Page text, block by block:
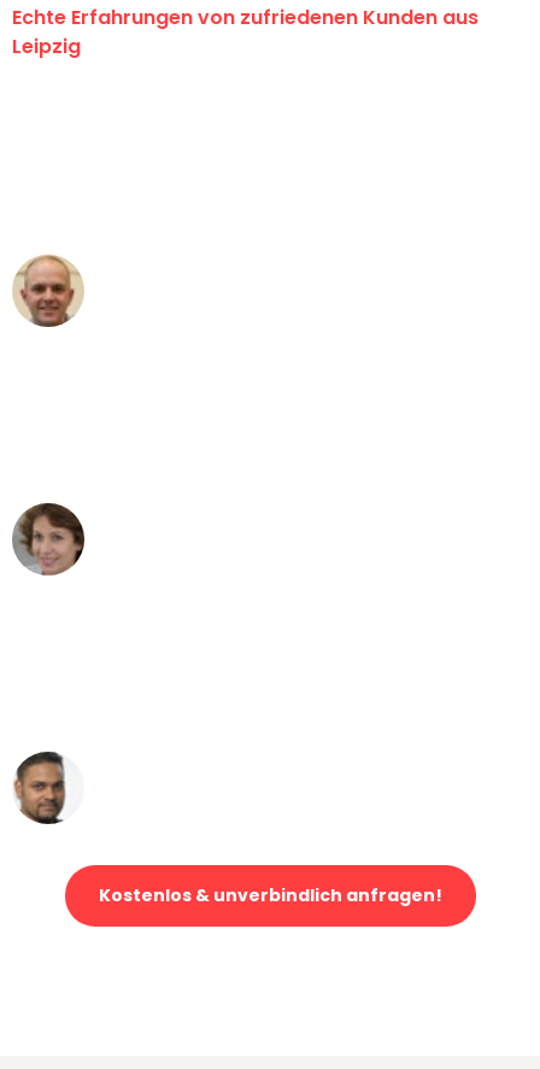
Echte Erfahrungen von zufriedenen Kunden aus
Leipzig
Kostenlos & unverbindlich anfragen!